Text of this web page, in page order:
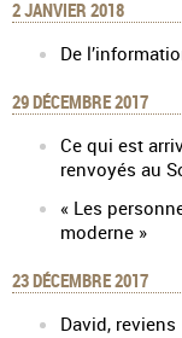
2 JANVIER 2018
De
29 DÉCEMBRE 2017
Ce qui est
renvoyés au
« Les
moderne »
23 DÉCEMBRE 2017
David, reviens